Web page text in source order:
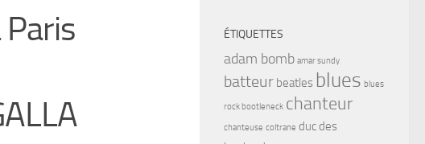
ÉTIQUETTES
adam bomb amar sundy
batteur beatles blues blues
rock bootleneck chanteur
chanteuse coltrane duc des